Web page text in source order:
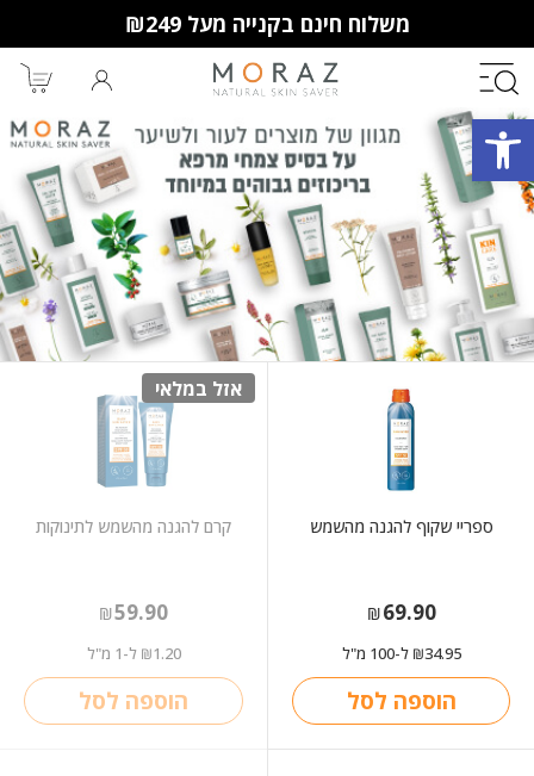
פתח סרגל נגישות
משלוח חינם בקנייה מעל ₪249
חברי מועדון מורז נהנים יותר!
10% הנחה לקנייה ראשונה
מבצעים שווים
וצבירת נקודות למימוש בקניות
הבאות.
ספריי שקוף להגנה מהשמש
₪69.90
₪34.95 ל-100 מ"ל
הוספה לסל
אזל במלאי
קרם להגנה מהשמש לתינוקות
₪59.90
₪1.20 ל-1 מ"ל
הוספה לסל